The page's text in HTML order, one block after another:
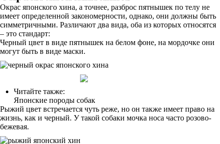
Окрас японского хина, а точнее, разброс пятнышек по телу не
имеет определенной закономерности, однако, они должны быть
симметричными. Различают два вида, оба из которых относятся
– это стандарт:
Черный цвет в виде пятнышек на белом фоне, на мордочке они
могут быть в виде маски.
Читайте также:
Японские породы собак
Рыжий цвет встречается чуть реже, но он также имеет право на
жизнь, как и черный. У такой собаки мочка носа часто розово-
бежевая.